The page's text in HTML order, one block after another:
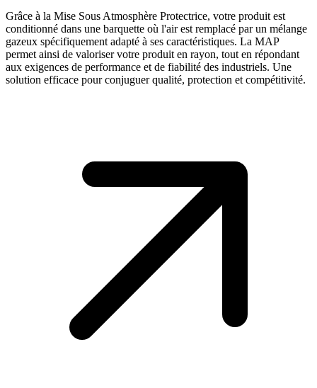
Grâce à la Mise Sous Atmosphère Protectrice, votre produit est
conditionné dans une barquette où l'air est remplacé par un mélange
gazeux spécifiquement adapté à ses caractéristiques. La MAP
permet ainsi de valoriser votre produit en rayon, tout en répondant
aux exigences de performance et de fiabilité des industriels. Une
solution efficace pour conjuguer qualité, protection et compétitivité.